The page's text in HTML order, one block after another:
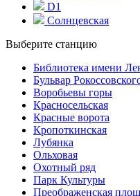
D1
Солнцевская
Выберите станцию
Библиотека имени
Бульвар
Воробьевы горы
Красно­сельская
Красные ворота
Кропоткинс­кая
Лубянка
Ольховая
Охотный ряд
Парк Культуры
Преобра­женская